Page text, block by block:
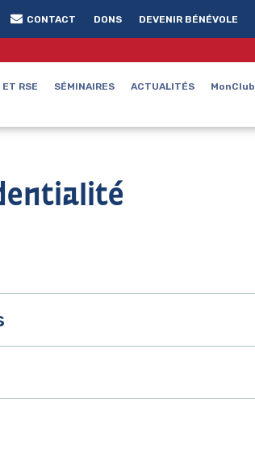
CONTACT DONS DEVENIR BÉNÉVOLE
ET RSE SÉMINAIRES ACTUALITÉS MonClub